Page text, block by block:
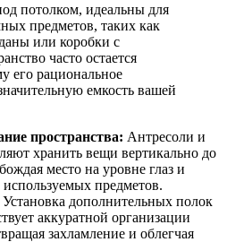
потолком, идеальны для
предметов, таких как
или коробки с
часто остается
его рациональное
емкость вашей
пространства: Антресоли и
хранить вещи вертикально до
место на уровне глаз и
предметов.
Установка дополнительных полок
аккуратной организации
захламление и облегчая